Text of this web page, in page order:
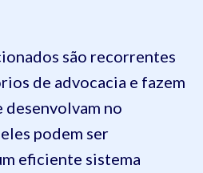
são recorrentes
de advocacia e fazem
desenvolvam no
podem ser
eficiente sistema